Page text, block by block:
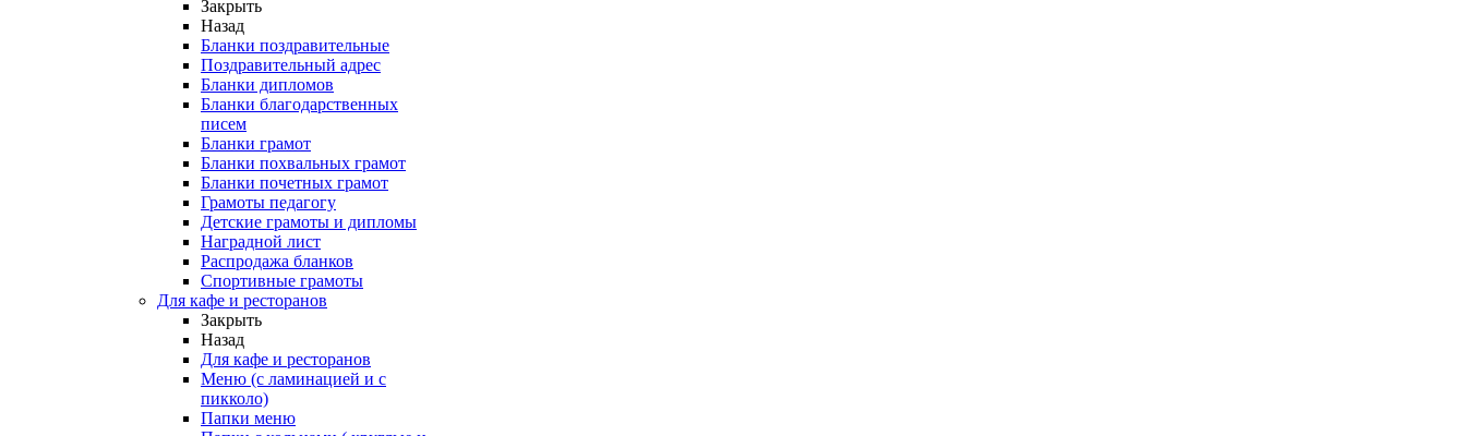
Закрыть
Назад
Бланки поздравительные
Поздравительный адрес
Бланки дипломов
Бланки благодарственных
писем
Бланки грамот
Бланки похвальных грамот
Бланки почетных грамот
Грамоты педагогу
Детские грамоты и дипломы
Наградной лист
Распродажа бланков
Спортивные грамоты
Для кафе и ресторанов
Закрыть
Назад
Для кафе и ресторанов
Меню (с ламинацией и с
пикколо)
Папки меню